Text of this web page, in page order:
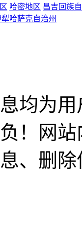
哈密地区 昌吉回族
哈萨克自治州
均为
！网
、删